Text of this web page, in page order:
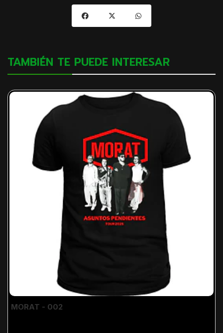
TAMBIÉN TE PUEDE INTERESAR
MORAT - 002